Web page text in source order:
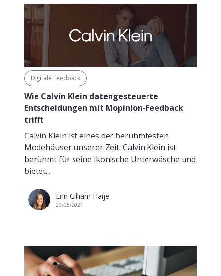
Digitale Feedback
Wie Calvin Klein datengesteuerte
Entscheidungen mit Mopinion-Feedback
trifft
Calvin Klein ist eines der berühmtesten
Modehäuser unserer Zeit. Calvin Klein ist
berühmt für seine ikonische Unterwäsche und
bietet...
Erin Gilliam Haije
20/05/2021